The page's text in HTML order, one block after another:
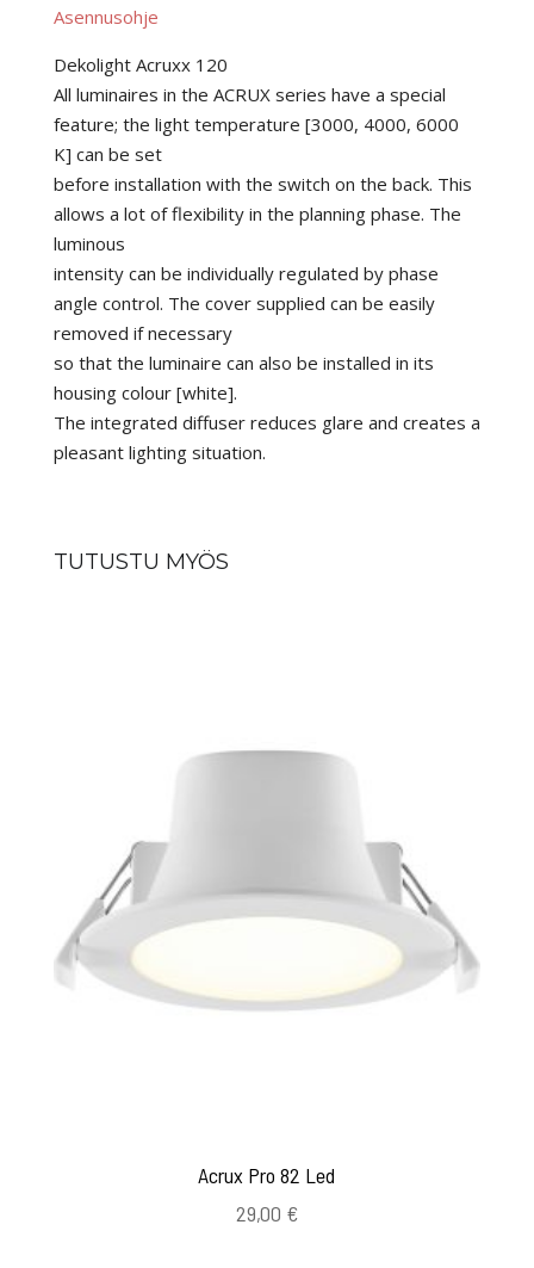
Asennusohje
Dekolight Acruxx 120
All luminaires in the ACRUX series have a special
feature; the light temperature [3000, 4000, 6000
K] can be set
before installation with the switch on the back. This
allows a lot of flexibility in the planning phase. The
luminous
intensity can be individually regulated by phase
angle control. The cover supplied can be easily
removed if necessary
so that the luminaire can also be installed in its
housing colour [white].
The integrated diffuser reduces glare and creates a
pleasant lighting situation.
TUTUSTU MYÖS
Acrux Pro 82 Led
29,00 €